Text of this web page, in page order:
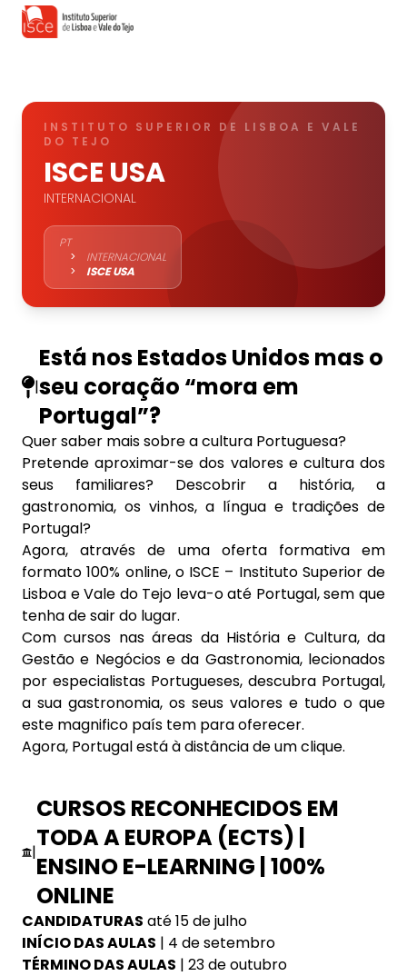
INSTITUTO SUPERIOR DE LISBOA E VALE
DO TEJO
ISCE USA
INTERNACIONAL
PT
>
INTERNACIONAL
>
ISCE USA
|
Está nos Estados Unidos mas o
seu coração “mora em
Portugal”?
Quer saber mais sobre a cultura Portuguesa?
Pretende aproximar-se dos valores e cultura dos
seus familiares? Descobrir a história, a
gastronomia, os vinhos, a língua e tradições de
Portugal?
Agora, através de uma oferta formativa em
formato 100% online, o ISCE – Instituto Superior de
Lisboa e Vale do Tejo leva-o até Portugal, sem que
tenha de sair do lugar.
Com cursos nas áreas da História e Cultura, da
Gestão e Negócios e da Gastronomia, lecionados
por especialistas Portugueses, descubra Portugal,
a sua gastronomia, os seus valores e tudo o que
este magnifico país tem para oferecer.
Agora, Portugal está à distância de um clique.
|
CURSOS RECONHECIDOS EM
TODA A EUROPA (ECTS) |
ENSINO E-LEARNING | 100%
ONLINE
CANDIDATURAS até 15 de julho
INÍCIO DAS AULAS | 4 de setembro
TÉRMINO DAS AULAS | 23 de outubro